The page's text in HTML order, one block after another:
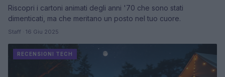
Riscopri i cartoni animati degli anni '70 che sono stati
dimenticati, ma che meritano un posto nel tuo cuore.
Staff · 16 Giu 2025
RECENSIONI TECH